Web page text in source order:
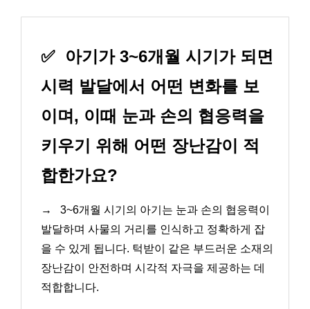
✅
아기가 3~6개월 시기가 되면
시력 발달에서 어떤 변화를 보
이며, 이때 눈과 손의 협응력을
키우기 위해 어떤 장난감이 적
합한가요?
→
3~6개월 시기의 아기는 눈과 손의 협응력이
발달하며 사물의 거리를 인식하고 정확하게 잡
을 수 있게 됩니다. 턱받이 같은 부드러운 소재의
장난감이 안전하며 시각적 자극을 제공하는 데
적합합니다.